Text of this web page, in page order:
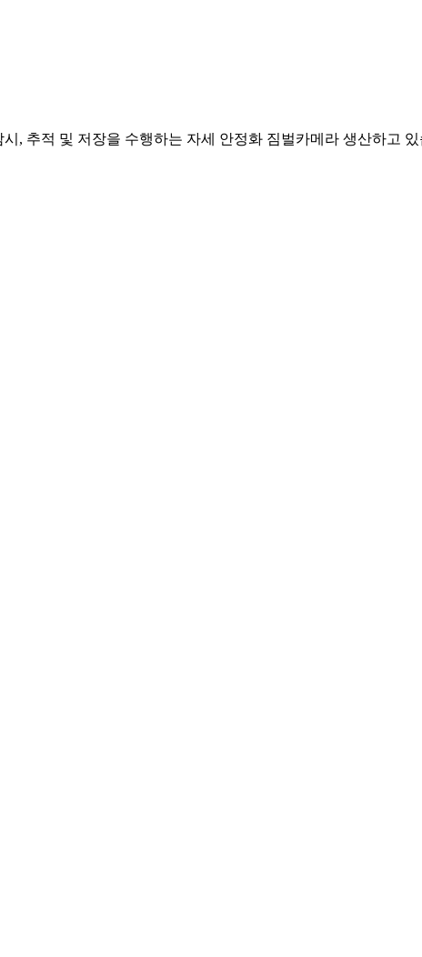
, 추적 및 저장을 수행하는 자세 안정화 짐벌카메라 생산하고